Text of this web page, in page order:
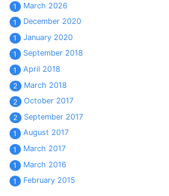
1
March 2026
1
December 2020
1
January 2020
1
September 2018
1
April 2018
2
March 2018
2
October 2017
2
September 2017
1
August 2017
1
March 2017
1
March 2016
1
February 2015